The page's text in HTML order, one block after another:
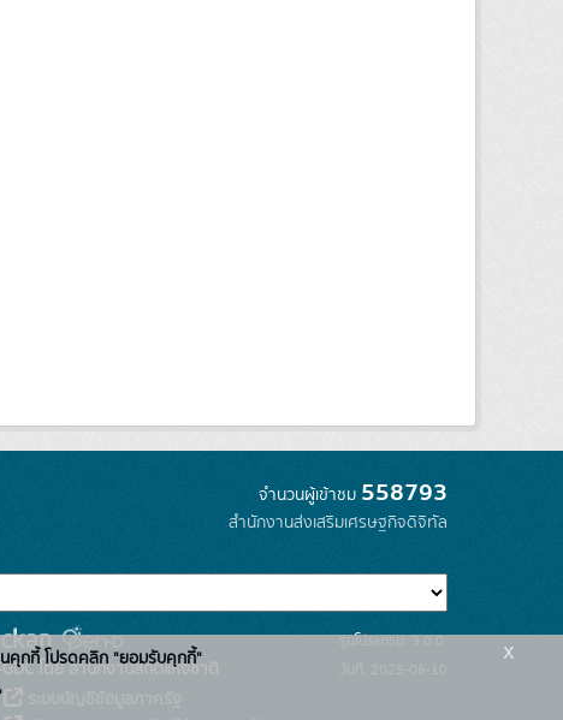
จำนวนผู้เข้าชม 558793
สำนักงานส่งเสริมเศรษฐกิจดิจิทัล
โดย สำนักงานสถิติแห่งชาติ
รุ่นโปรแกรม: 3.0.0
วันที่: 2025-06-10
นคุกกี้ โปรดคลิก "ยอมรับคุกกี้"
x